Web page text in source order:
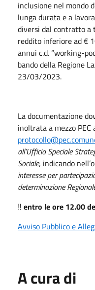
inclusione nel mondo
lunga durata e a
diversi dal contratto a
reddito inferiore ad €
annui c.d. “working-
bando della Regione
23/03/2023.
La documentazione
inoltrata a mezzo PEC
all’Ufficio Speciale
Sociale, indicando
interesse per
determinazione
‼️ entro le ore 12.00
Avviso Pubblico e
A cura di